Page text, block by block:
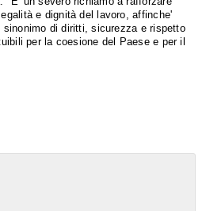
e dignità del lavoro, affinche'
sinonimo di diritti, sicurezza e rispetto
per la coesione del Paese e per il